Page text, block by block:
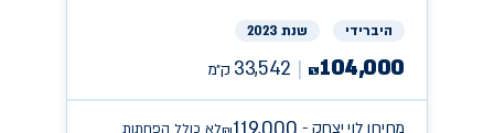
היברידי שנת 2023
₪104,000
33,542 ק״מ
מחירון לוי יצחק - לא כולל הפחתות